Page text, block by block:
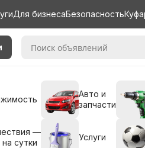
Для бизнесаБезопасность
—
сутки
Авто и
запчасти
Услуги